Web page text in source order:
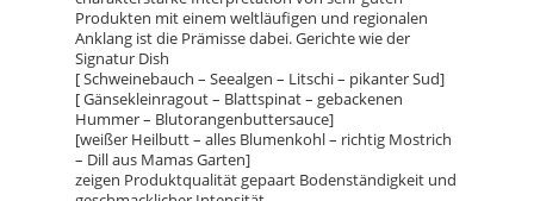
Produkten mit einem weltläufigen und regionalen
Anklang ist die Prämisse dabei. Gerichte wie der
Signatur Dish
[ Schweinebauch – Seealgen – Litschi – pikanter Sud]
[ Gänsekleinragout – Blattspinat – gebackenen
Hummer – Blutorangenbuttersauce]
[weißer Heilbutt – alles Blumenkohl – richtig Mostrich
– Dill aus Mamas Garten]
zeigen Produktqualität gepaart Bodenständigkeit und